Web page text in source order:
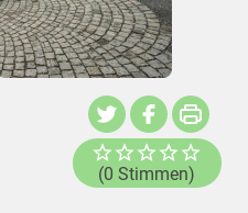
(0 Stimmen)